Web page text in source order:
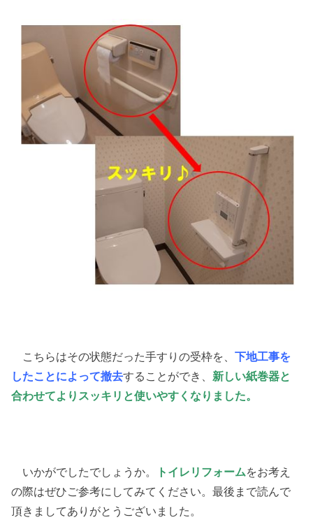
こちらはその状態だった手すりの受枠を、下地工事を
したことによって撤去することができ、 新しい紙巻器と
合わせてよりスッキリと使いやすくなりました。
いかがでしたでしょうか。 トイレリフォームをお考え
の際はぜひご参考にしてみてください。最後まで読んで
頂きましてありがとうございました。